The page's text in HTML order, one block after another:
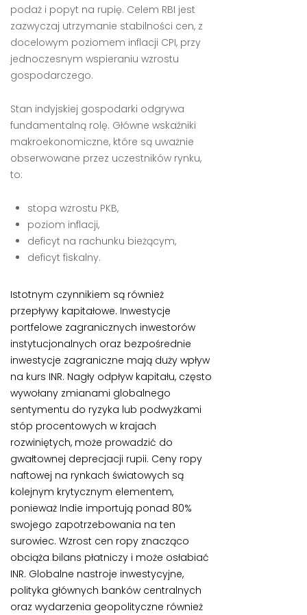
podaż i popyt na rupię. Celem RBI jest
zazwyczaj utrzymanie stabilności cen, z
docelowym poziomem inflacji CPI, przy
jednoczesnym wspieraniu wzrostu
gospodarczego.
Stan indyjskiej gospodarki odgrywa
fundamentalną rolę. Główne wskaźniki
makroekonomiczne, które są uważnie
obserwowane przez uczestników rynku,
to:
stopa wzrostu PKB,
poziom inflacji,
deficyt na rachunku bieżącym,
deficyt fiskalny.
Istotnym czynnikiem są również
przepływy kapitałowe. Inwestycje
portfelowe zagranicznych inwestorów
instytucjonalnych oraz bezpośrednie
inwestycje zagraniczne mają duży wpływ
na kurs INR. Nagły odpływ kapitału, często
wywołany zmianami globalnego
sentymentu do ryzyka lub podwyżkami
stóp procentowych w krajach
rozwiniętych, może prowadzić do
gwałtownej deprecjacji rupii. Ceny ropy
naftowej na rynkach światowych są
kolejnym krytycznym elementem,
ponieważ Indie importują ponad 80%
swojego zapotrzebowania na ten
surowiec. Wzrost cen ropy znacząco
obciąża bilans płatniczy i może osłabiać
INR. Globalne nastroje inwestycyjne,
polityka głównych banków centralnych
oraz wydarzenia geopolityczne również